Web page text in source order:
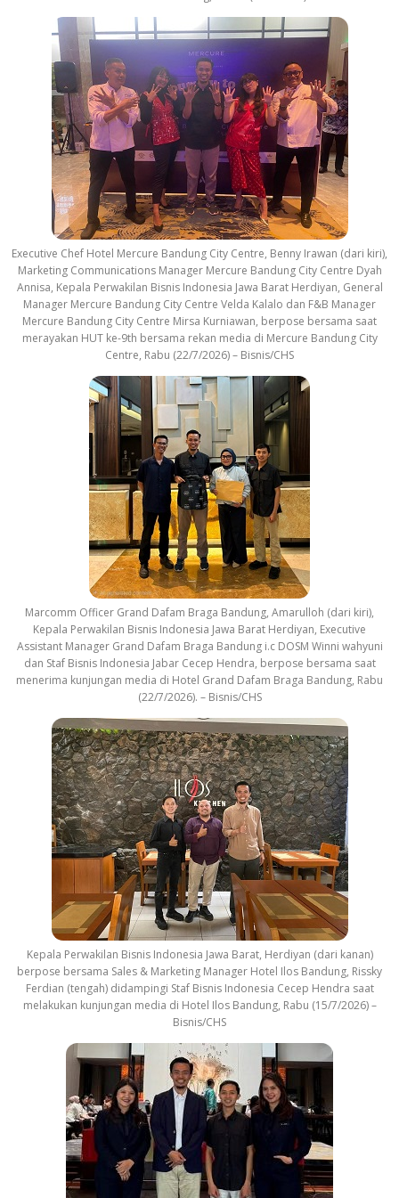
Executive Chef Hotel Mercure Bandung City Centre, Benny Irawan (dari kiri),
Marketing Communications Manager Mercure Bandung City Centre Dyah
Annisa, Kepala Perwakilan Bisnis Indonesia Jawa Barat Herdiyan, General
Manager Mercure Bandung City Centre Velda Kalalo dan F&B Manager
Mercure Bandung City Centre Mirsa Kurniawan, berpose bersama saat
merayakan HUT ke-9th bersama rekan media di Mercure Bandung City
Centre, Rabu (22/7/2026) – Bisnis/CHS
Marcomm Officer Grand Dafam Braga Bandung, Amarulloh (dari kiri),
Kepala Perwakilan Bisnis Indonesia Jawa Barat Herdiyan, Executive
Assistant Manager Grand Dafam Braga Bandung i.c DOSM Winni wahyuni
dan Staf Bisnis Indonesia Jabar Cecep Hendra, berpose bersama saat
menerima kunjungan media di Hotel Grand Dafam Braga Bandung, Rabu
(22/7/2026). – Bisnis/CHS
Kepala Perwakilan Bisnis Indonesia Jawa Barat, Herdiyan (dari kanan)
berpose bersama Sales & Marketing Manager Hotel Ilos Bandung, Rissky
Ferdian (tengah) didampingi Staf Bisnis Indonesia Cecep Hendra saat
melakukan kunjungan media di Hotel Ilos Bandung, Rabu (15/7/2026) –
Bisnis/CHS